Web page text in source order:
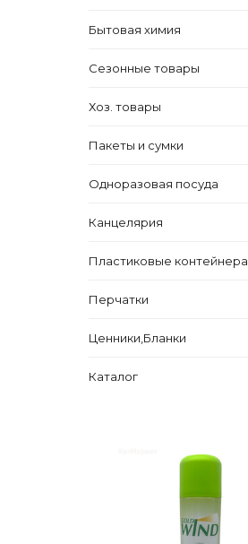
Бытовая химия
Сезонные товары
Хоз. товары
Пакеты и сумки
Одноразовая посуда
Канцелярия
Пластиковые контейнера
Перчатки
Ценники,Бланки
Каталог